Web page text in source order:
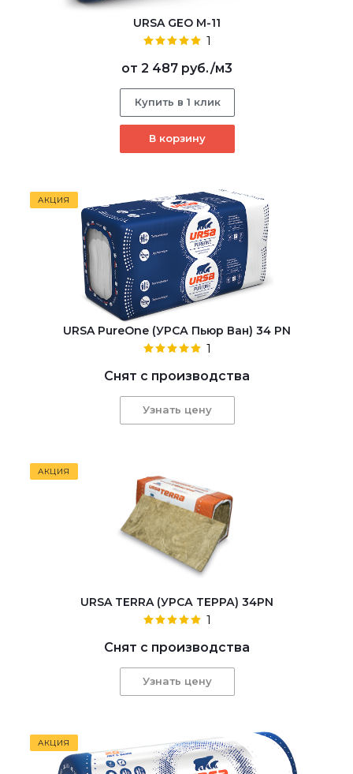
URSA GEO M-11
1
от 2 487 руб./м3
Купить в 1 клик
В корзину
АКЦИЯ
URSA PureOne (УРСА Пьюр Ван) 34 PN
1
Снят с производства
Узнать цену
АКЦИЯ
URSA TERRA (УРСА ТЕРРА) 34PN
1
Снят с производства
Узнать цену
АКЦИЯ